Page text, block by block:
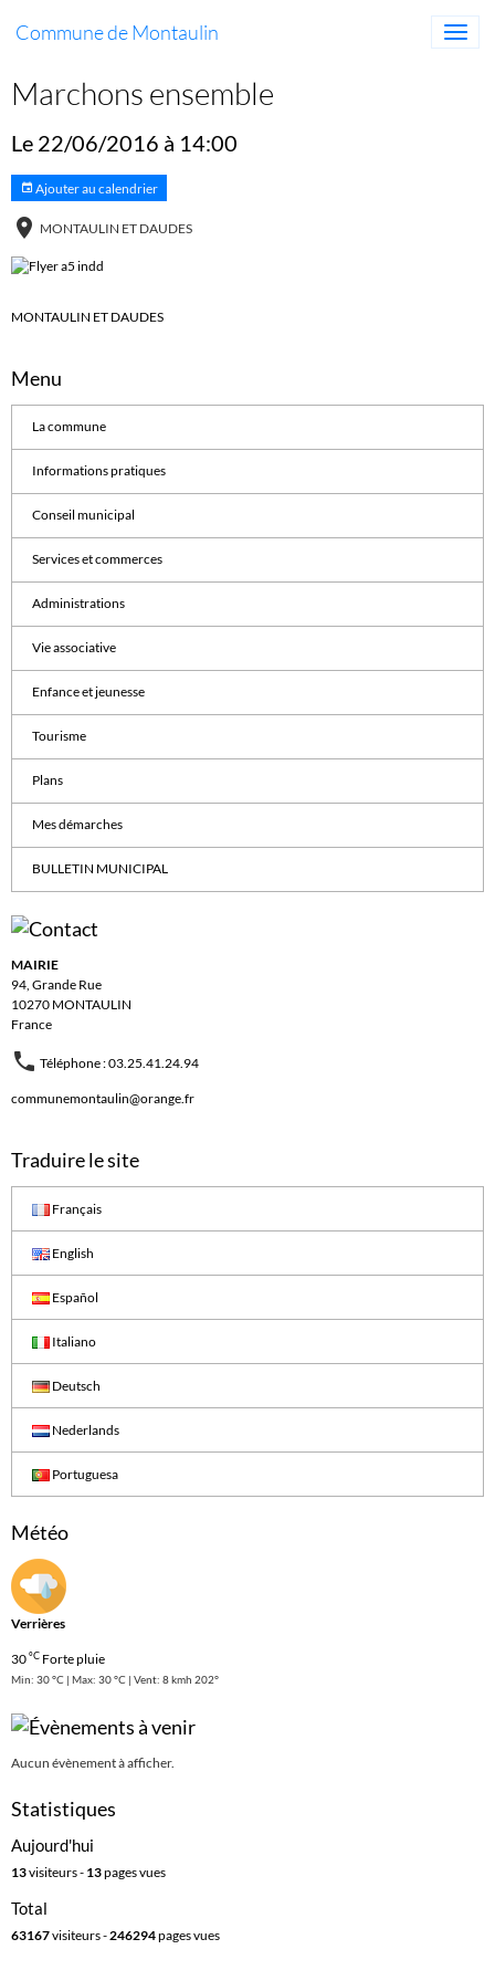
Commune de Montaulin
Marchons ensemble
Le 22/06/2016 à 14:00
Ajouter au calendrier
MONTAULIN ET DAUDES
MONTAULIN ET DAUDES
Menu
La commune
Informations pratiques
Conseil municipal
Services et commerces
Administrations
Vie associative
Enfance et jeunesse
Tourisme
Plans
Mes démarches
BULLETIN MUNICIPAL
MAIRIE
94, Grande Rue
10270 MONTAULIN
France
Téléphone : 03.25.41.24.94
communemontaulin@orange.fr
Traduire le site
Français
English
Español
Italiano
Deutsch
Nederlands
Portuguesa
Météo
Verrières
30°C Forte pluie
Min: 30 °C | Max: 30 °C | Vent: 8 kmh 202°
Aucun évènement à afficher.
Statistiques
Aujourd'hui
13visiteurs - 13pages vues
Total
63167visiteurs -246294pages vues